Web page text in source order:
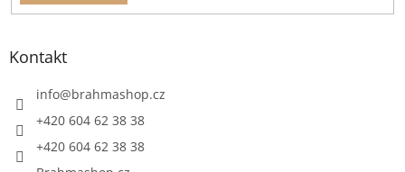
Kontakt
info@brahmashop.cz
+420 604 62 38 38
+420 604 62 38 38